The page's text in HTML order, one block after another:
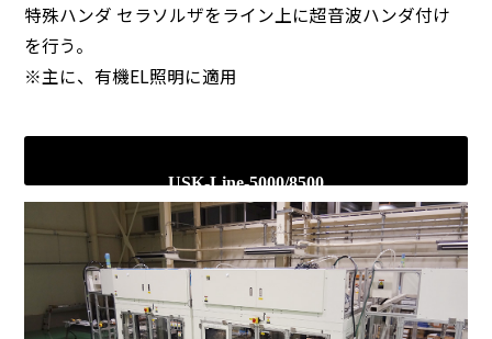
特殊ハンダ セラソルザをライン上に超音波ハンダ付け
を行う。
※主に、有機EL照明に適用
USK-Line-5000/8500